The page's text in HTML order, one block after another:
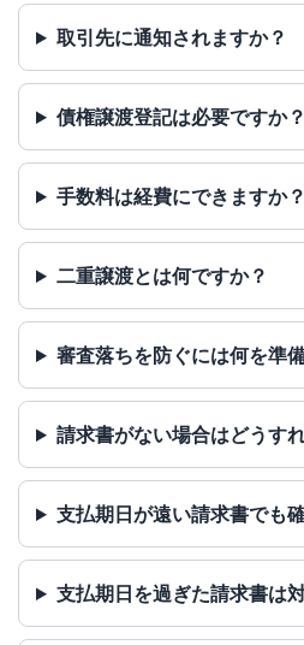
取引先に通知されますか？
債権譲渡登記は必要ですか？
手数料は経費にできますか？
二重譲渡とは何ですか？
審査落ちを防ぐには何を準
請求書がない場合はどうす
支払期日が遠い請求書でも
支払期日を過ぎた請求書は